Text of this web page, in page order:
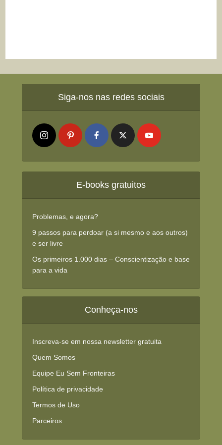
Siga-nos nas redes sociais
E-books gratuitos
Problemas, e agora?
9 passos para perdoar (a si mesmo e aos outros)
e ser livre
Os primeiros 1.000 dias – Conscientização e base
para a vida
Conheça-nos
Inscreva-se em nossa newsletter gratuita
Quem Somos
Equipe Eu Sem Fronteiras
Política de privacidade
Termos de Uso
Parceiros